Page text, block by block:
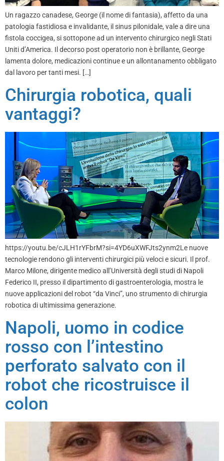
Un ragazzo canadese, George (il nome di fantasia), affetto da una
patologia fastidiosa e invalidante, il sinus pilonidale, vale a dire una
fistola coccigea, si sottopone ad un intervento chirurgico negli Stati
Uniti d’America. Il decorso post operatorio non è brillante, George
lamenta dolore, medicazioni continue e un allontanamento obbligato
dal lavoro per tanti mesi. […]
Chirurgia robotica, quali
vantaggi?
https://youtu.be/cJLH1rYFbrM?si=4YD6uXWFJts2ynm2Le nuove
tecnologie rendono gli interventi chirurgici più veloci e sicuri. Il prof.
Marco Milone, dirigente medico all’Università degli studi di Napoli
Federico II, presso il dipartimento di gastroenterologia, mostra le
nuove applicazioni del robot “da Vinci”, uno strumento di chirurgia
robotica di ultimissima generazione.
Napoli, uomo in codice
rosso con l’intestino
perforato salvato con il
robot che ricostruisce il
colon